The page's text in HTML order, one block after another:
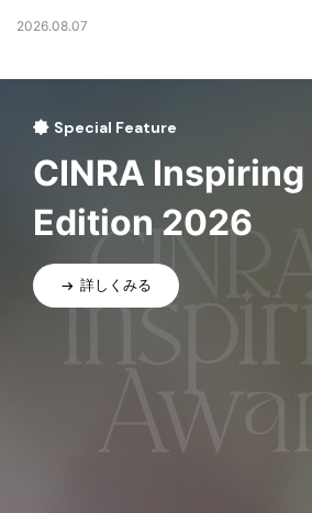
2026.08.07
Special Feature
CINRA
Edition 2026
詳しくみる